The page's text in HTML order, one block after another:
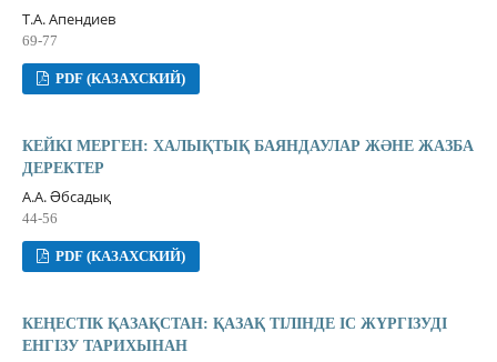
Т.А. Апендиев
69-77
PDF (КАЗАХСКИЙ)
КЕЙКІ МЕРГЕН: ХАЛЫҚТЫҚ БАЯНДАУЛАР ЖƏНЕ ЖАЗБА
ДЕРЕКТЕР
А.А. Əбсадық
44-56
PDF (КАЗАХСКИЙ)
КЕҢЕСТІК ҚАЗАҚСТАН: ҚАЗАҚ ТІЛІНДЕ ІС ЖҮРГІЗУДІ
ЕНГІЗУ ТАРИХЫНАН